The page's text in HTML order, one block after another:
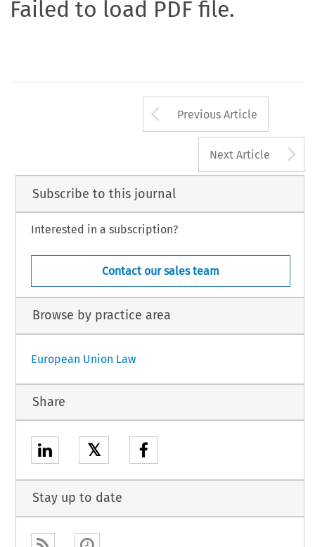
Failed to load PDF file.
Arrow button
Previous Article
Next Article
Subscribe to this journal
Interested in a subscription?
Contact our sales team
Browse by practice area
European Union Law
Share
𝕏
Stay up to date